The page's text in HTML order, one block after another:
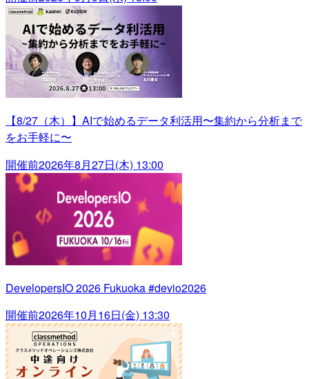
【8/27（木）】AIで始めるデータ利活用〜集約から分析まで
をお手軽に〜
開催前2026年8月27日(木) 13:00
DevelopersIO 2026 Fukuoka #devio2026
開催前2026年10月16日(金) 13:30